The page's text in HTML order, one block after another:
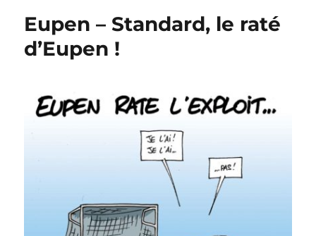
CPAS
Soumagne
Eupen – Standard, le raté
d’Eupen !